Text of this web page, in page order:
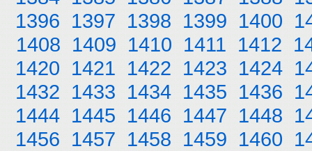
1396 1397 1398 1399 1400
1408 1409 1410 1411 1412
1420 1421 1422 1423 1424
1432 1433 1434 1435 1436
1444 1445 1446 1447 1448
1456 1457 1458 1459 1460